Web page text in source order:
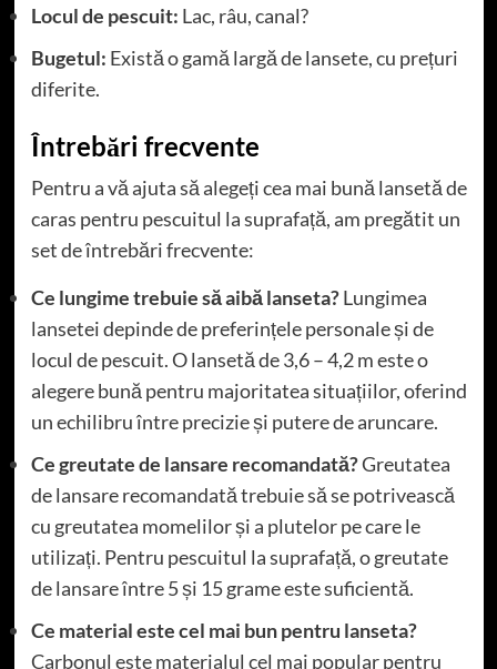
Locul de pescuit: Lac, râu, canal?
Bugetul: Există o gamă largă de lansete, cu prețuri
diferite.
Întrebări frecvente
Pentru a vă ajuta să alegeți cea mai bună lansetă de
caras pentru pescuitul la suprafață, am pregătit un
set de întrebări frecvente:
Ce lungime trebuie să aibă lanseta?Lungimea
lansetei depinde de preferințele personale și de
locul de pescuit. O lansetă de 3,6 – 4,2 m este o
alegere bună pentru majoritatea situațiilor, oferind
un echilibru între precizie și putere de aruncare.
Ce greutate de lansare recomandată?Greutatea
de lansare recomandată trebuie să se potrivească
cu greutatea momelilor și a plutelor pe care le
utilizați. Pentru pescuitul la suprafață, o greutate
de lansare între 5 și 15 grame este suficientă.
Ce material este cel mai bun pentru lanseta?
Carbonul este materialul cel mai popular pentru